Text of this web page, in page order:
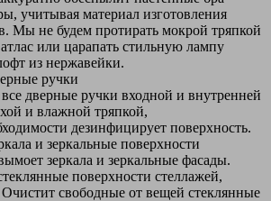
учитывая материал изготовления
Мы не будем протирать мокрой тряпкой
или царапать стильную лампу
из нержавейки.
ручки
дверные ручки входной и внутренней
и влажной тряпкой,
дезинфицирует поверхность.
и зеркальные поверхности
зеркала и зеркальные фасады.
поверхности стеллажей,
свободные от вещей стеклянные